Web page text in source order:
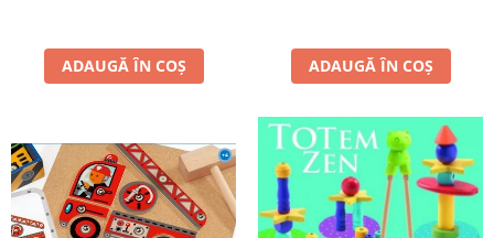
ADAUGĂ ÎN COȘ ADAUGĂ ÎN COȘ